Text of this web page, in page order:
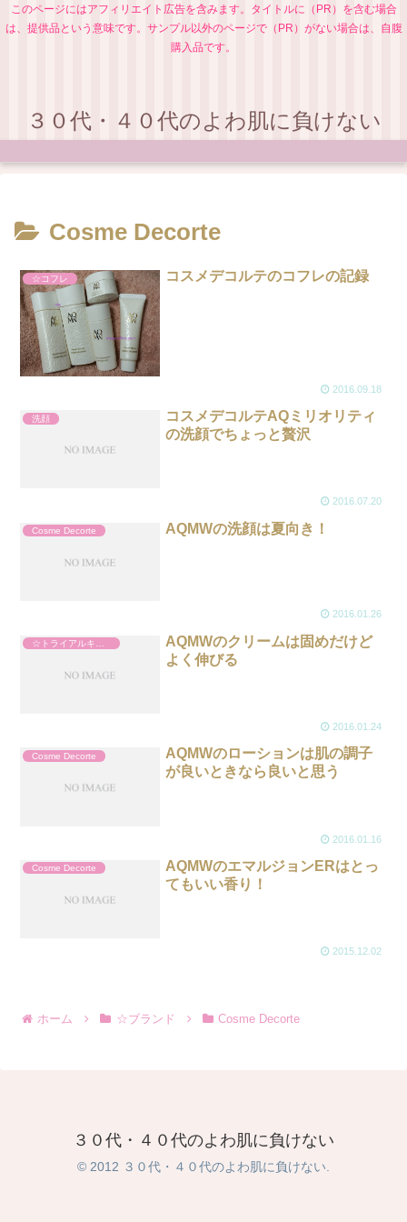
このページにはアフィリエイト広告を含みます。タイトルに（PR）を含む場合
は、提供品という意味です。サンプル以外のページで（PR）がない場合は、自腹
購入品です。
３０代・４０代のよわ肌に負けない
Cosme Decorte
☆コフレ コスメデコルテのコフレの記録
2016.09.18
洗顔
コスメデコルテAQミリオリティ
の洗顔でちょっと贅沢
2016.07.20
Cosme Decorte AQMWの洗顔は夏向き！
2016.01.26
AQMWのクリームは固めだけど
よく伸びる
2016.01.24
Cosme Decorte
AQMWのローションは肌の調子
が良いときなら良いと思う
2016.01.16
Cosme Decorte
AQMWのエマルジョンERはとっ
てもいい香り！
2015.12.02
ホーム ☆ブランド Cosme Decorte
３０代・４０代のよわ肌に負けない
© 2012 ３０代・４０代のよわ肌に負けない.